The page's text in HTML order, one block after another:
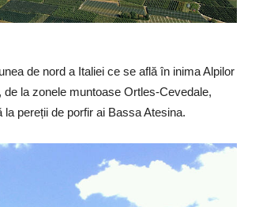
de nord a Italiei ce se află în inima Alpilor
la zonele muntoase Ortles-Cevedale,
pereții de porfir ai Bassa Atesina.